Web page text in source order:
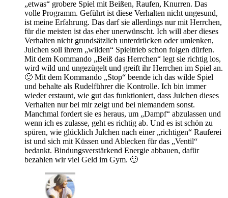
„etwas“ grobere Spiel mit Beißen, Raufen, Knurren. Das
volle Programm. Geführt ist diese Verhalten nicht ungesund,
ist meine Erfahrung. Das darf sie allerdings nur mit Herrchen,
für die meisten ist das eher unerwünscht. Ich will aber dieses
Verhalten nicht grundsätzlich unterdrücken oder umlenken,
Julchen soll ihrem „wilden“ Spieltrieb schon folgen dürfen.
Mit dem Kommando „Beiß das Herrchen“ legt sie richtig los,
wird wild und ungezügelt und greift ihr Herrchen im Spiel an.
🙂 Mit dem Kommando „Stop“ beende ich das wilde Spiel
und behalte als Rudelführer die Kontrolle. Ich bin immer
wieder erstaunt, wie gut das funktioniert, dass Julchen dieses
Verhalten nur bei mir zeigt und bei niemandem sonst.
Manchmal fordert sie es heraus, um „Dampf“ abzulassen und
wenn ich es zulasse, geht es richtig ab. Und es ist schön zu
spüren, wie glücklich Julchen nach einer „richtigen“ Rauferei
ist und sich mit Küssen und Ablecken für das „Ventil“
bedankt. Bindungsverstärkend Energie abbauen, dafür
bezahlen wir viel Geld im Gym. 🙂